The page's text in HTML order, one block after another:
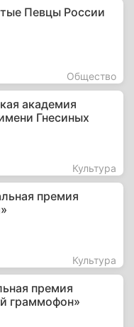
Певцы России
Общество
академия
Гнесиных
Культура
премия
Культура
премия
граммофон»